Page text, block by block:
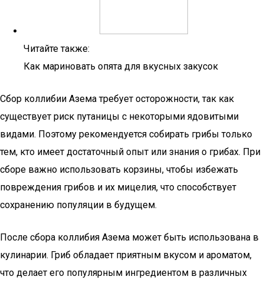
Читайте также:
Как мариновать опята для вкусных закусок
Сбор коллибии Азема требует осторожности, так как
существует риск путаницы с некоторыми ядовитыми
видами. Поэтому рекомендуется собирать грибы только
тем, кто имеет достаточный опыт или знания о грибах. При
сборе важно использовать корзины, чтобы избежать
повреждения грибов и их мицелия, что способствует
сохранению популяции в будущем.
После сбора коллибия Азема может быть использована в
кулинарии. Гриб обладает приятным вкусом и ароматом,
что делает его популярным ингредиентом в различных